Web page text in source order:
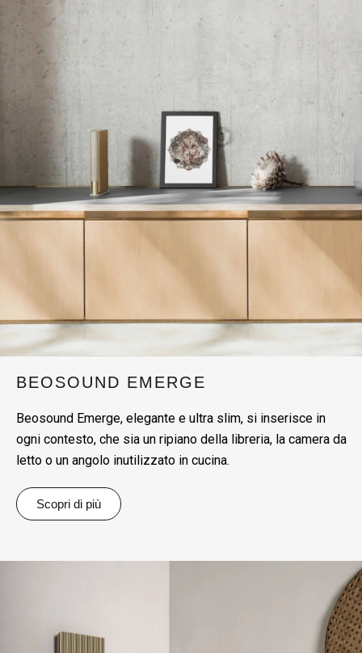
BEOSOUND EMERGE
Beosound Emerge, elegante e ultra slim, si inserisce in
ogni contesto, che sia un ripiano della libreria, la camera da
letto o un angolo inutilizzato in cucina.
Scopri di più